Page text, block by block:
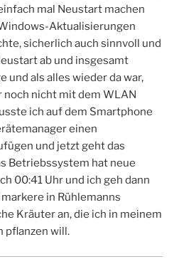
mal Neustart machen
Aktualisierungen
sicherlich auch sinnvoll und
ab und insgesamt
und als alles wieder da war,
nicht mit dem WLAN
ich auf dem Smartphone
einen
und jetzt geht das
Betriebssystem hat neue
00:41 Uhr und ich geh dann
in Rühlemanns
Kräuter an, die ich in meinem
pflanzen will.